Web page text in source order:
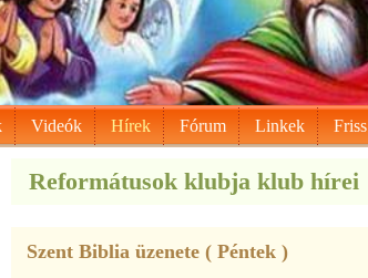
Videók Hírek Fórum Linkek Friss
Reformátusok klubja klub hírei
Szent Biblia üzenete ( Péntek )